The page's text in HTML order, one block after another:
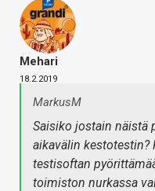
Mehari
18.2.2019
MarkusM
Saisiko jostain näistä
aikavälin kestotestin?
testisoftan
toimiston nurkassa